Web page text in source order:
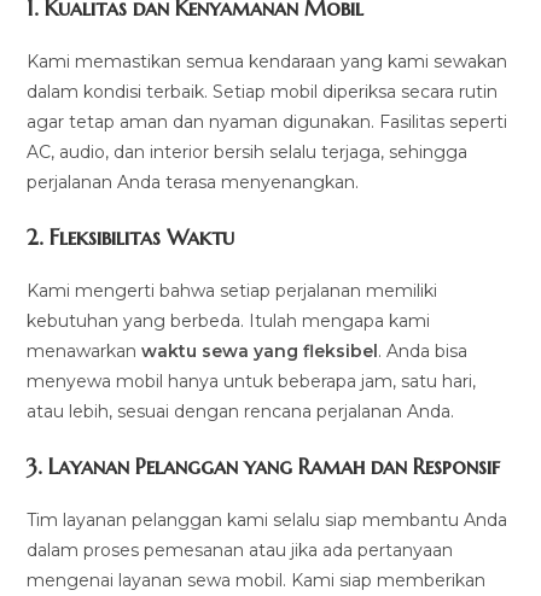
1.Kualitas dan Kenyamanan Mobil
Kami memastikan semua kendaraan yang kami sewakan
dalam kondisi terbaik. Setiap mobil diperiksa secara rutin
agar tetap aman dan nyaman digunakan. Fasilitas seperti
AC, audio, dan interior bersih selalu terjaga, sehingga
perjalanan Anda terasa menyenangkan.
2.Fleksibilitas Waktu
Kami mengerti bahwa setiap perjalanan memiliki
kebutuhan yang berbeda. Itulah mengapa kami
menawarkanwaktu sewa yang fleksibel. Anda bisa
menyewa mobil hanya untuk beberapa jam, satu hari,
atau lebih, sesuai dengan rencana perjalanan Anda.
3.Layanan Pelanggan yang Ramah dan Responsif
Tim layanan pelanggan kami selalu siap membantu Anda
dalam proses pemesanan atau jika ada pertanyaan
mengenai layanan sewa mobil. Kami siap memberikan